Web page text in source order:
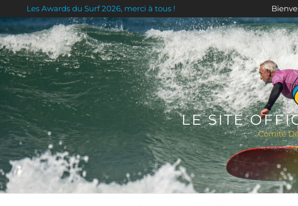
to
the
content
Les Awards du Surf 2026, merci à tous !
LE SITE
Comité